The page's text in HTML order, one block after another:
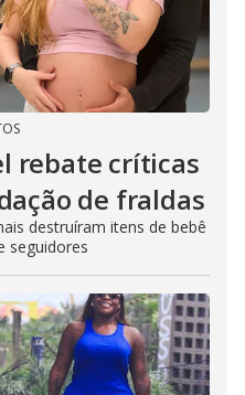
rebate críticas
de fraldas
destruíram itens de bebê
seguidores